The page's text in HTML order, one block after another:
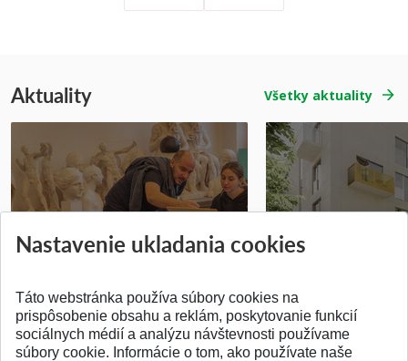
Aktuality Všetky aktuality
Pridané 14.07.2026 Pridané 03.07.2026
Nastavenie ukladania cookies
Táto webstránka používa súbory cookies na
prispôsobenie obsahu a reklám, poskytovanie funkcií
sociálnych médií a analýzu návštevnosti používame
súbory cookie. Informácie o tom, ako používate naše